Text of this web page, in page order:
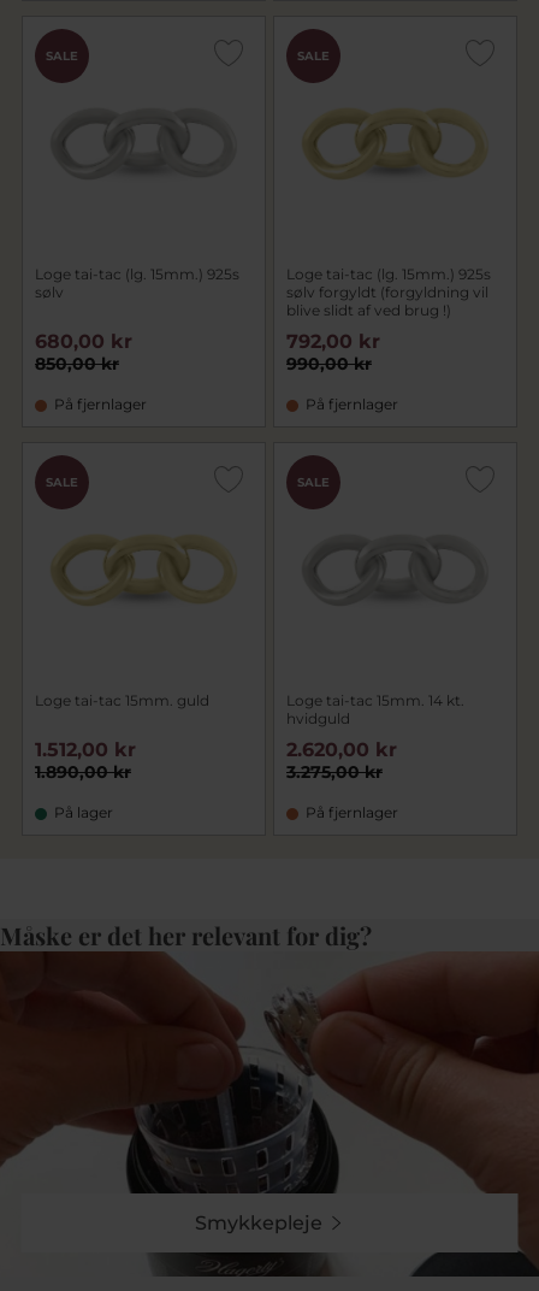
SALE
Loge tai-tac (lg. 15mm.) 925s
sølv
850,00 kr
680,00 kr
På fjernlager
SALE
Loge tai-tac (lg. 15mm.) 925s
sølv forgyldt (forgyldning vil
blive slidt af ved brug !)
990,00 kr
792,00 kr
På fjernlager
SALE
Loge tai-tac 15mm. guld
1.890,00 kr
1.512,00 kr
På lager
SALE
Loge tai-tac 15mm. 14 kt.
hvidguld
3.275,00 kr
2.620,00 kr
På fjernlager
Måske er det her relevant for dig?
Smykkepleje